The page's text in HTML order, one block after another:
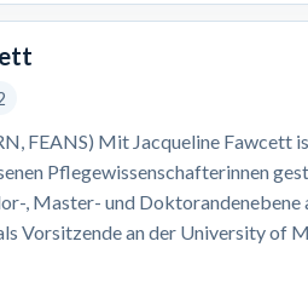
FEANS) Mit Jacqueline Fawcett
Pflegewissenschafterinnen
, Master- und Doktorandenebene
Vorsitzende an der University of